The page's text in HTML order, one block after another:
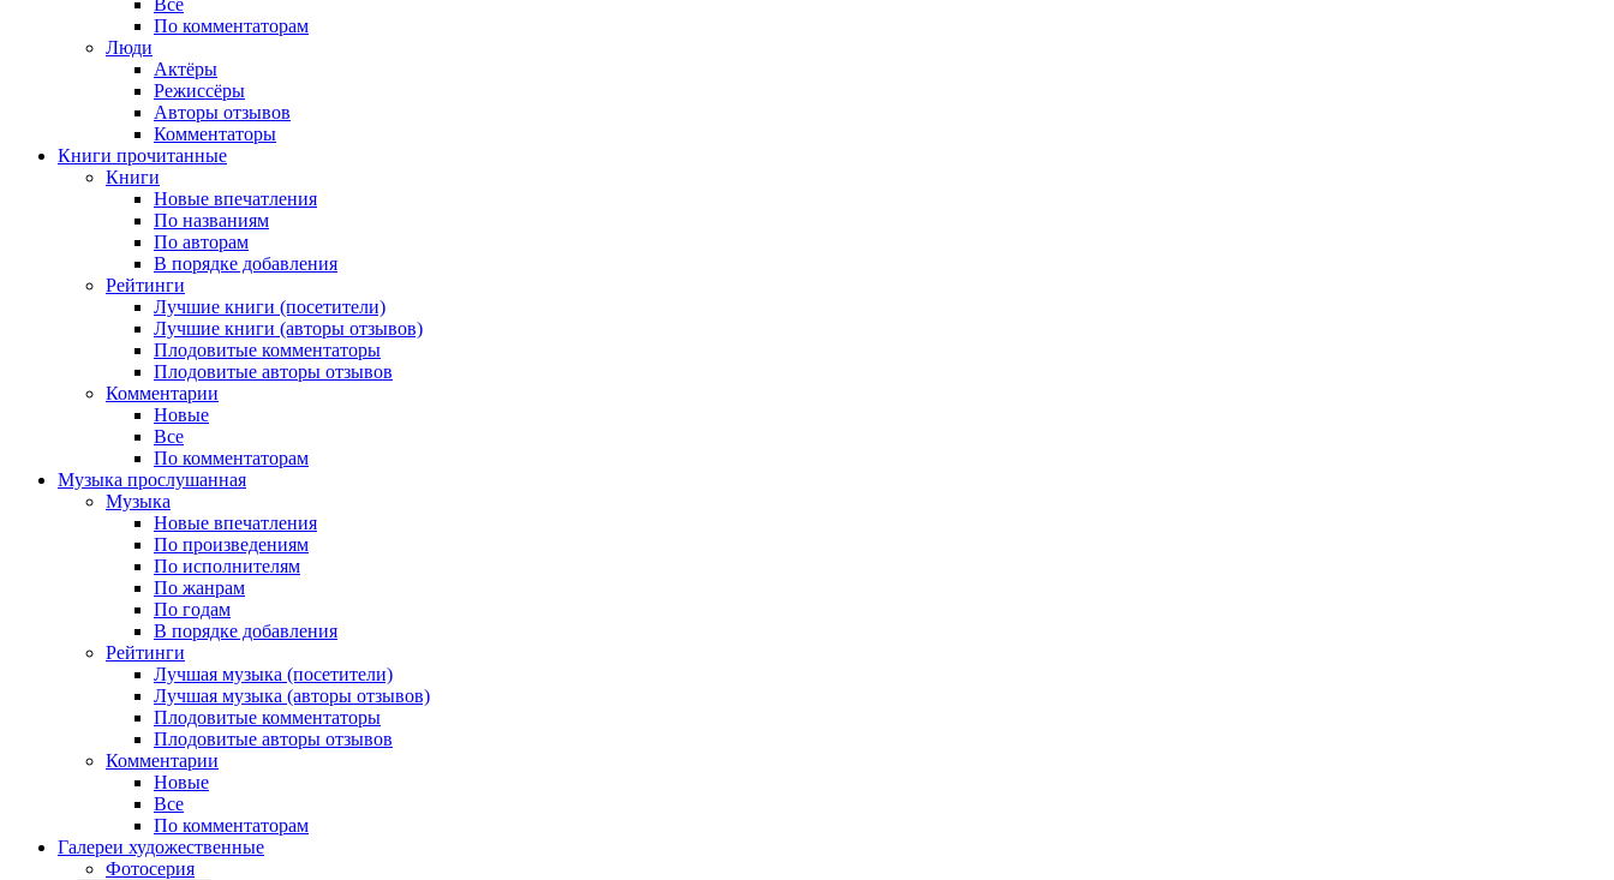
По комментаторам
Люди
Актёры
Режиссёры
Авторы отзывов
Комментаторы
Книги прочитанные
Книги
Новые впечатления
По названиям
По авторам
В порядке добавления
Рейтинги
Лучшие книги (посетители)
Лучшие книги (авторы отзывов)
Плодовитые комментаторы
Плодовитые авторы отзывов
Комментарии
Новые
Все
По комментаторам
Музыка прослушанная
Музыка
Новые впечатления
По произведениям
По исполнителям
По жанрам
По годам
В порядке добавления
Рейтинги
Лучшая музыка (посетители)
Лучшая музыка (авторы отзывов)
Плодовитые комментаторы
Плодовитые авторы отзывов
Комментарии
Новые
Все
По комментаторам
Галереи художественные
Фотосерия